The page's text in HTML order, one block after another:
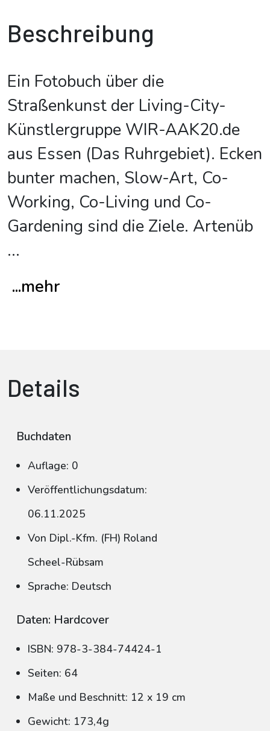
Beschreibung
Ein Fotobuch über die
Straßenkunst der Living-City-
Künstlergruppe WIR-AAK20.de
aus Essen (Das Ruhrgebiet). Ecken
bunter machen, Slow-Art, Co-
Working, Co-Living und Co-
Gardening sind die Ziele. Artenüb
...
...mehr
Details
Buchdaten
Auflage: 0
Veröffentlichungsdatum:
06.11.2025
Von Dipl.-Kfm. (FH) Roland
Scheel-Rübsam
Sprache: Deutsch
Daten: Hardcover
ISBN: 978-3-384-74424-1
Seiten: 64
Maße und Beschnitt: 12 x 19 cm
Gewicht: 173,4g